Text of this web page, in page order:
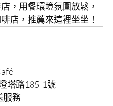
，用餐環境氛圍放鬆，
店，推薦來這裡坐坐！
塔路185-1號
服務